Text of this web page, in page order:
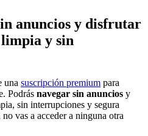
anuncios y disfrutar
y sin
una suscripción premium para
Podrás navegar sin anuncios y
sin interrupciones y segura
no vas a acceder a ninguna otra